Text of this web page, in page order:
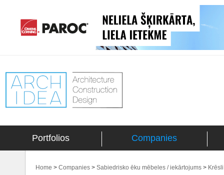
Portfolios Companies
Home > Companies > Sabiedrisko ēku mēbeles / iekārtojums > Krēsli